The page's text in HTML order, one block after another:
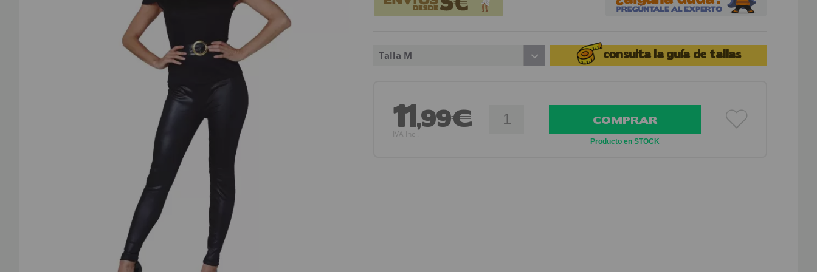
Talla M consulta la guía de tallas
11,99€
IVA Incl.
COMPRAR
Producto en STOCK